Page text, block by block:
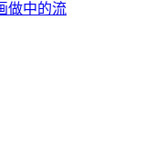
做中的流